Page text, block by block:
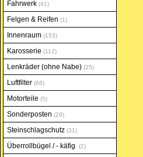
Fahrwerk 41
Felgen & Reifen 1
Innenraum 153
Karosserie 112
Lenkräder (ohne Nabe) 25
Luftfilter 68
Motorteile 5
Sonderposten 29
Steinschlagschutz 31
Überrollbügel / - käfig 2